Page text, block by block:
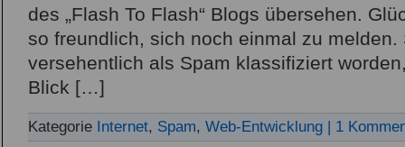
des „Flash To Flash“ Blogs übersehen.
so freundlich, sich noch einmal zu melden.
versehentlich als Spam klassifiziert
Blick […]
Kategorie Internet, Spam, Web-Entwicklung | 1